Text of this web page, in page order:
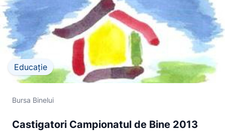
Educație
Bursa Binelui
Castigatori Campionatul de Bine 2013